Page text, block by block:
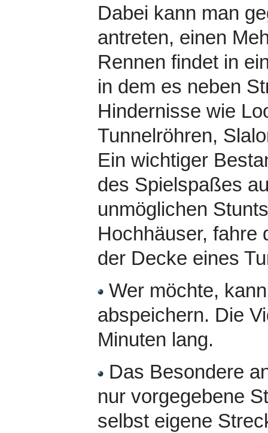
Dabei kann man
antreten, einen
Rennen findet in
in dem es neben
Hindernisse wie
Tunnelröhren,
Ein wichtiger
des Spielspaßes
unmöglichen
Hochhäuser, fahre
der Decke eines
Wer möchte,
abspeichern. Die
Minuten lang.
Das Besondere
nur vorgegebene
selbst eigene